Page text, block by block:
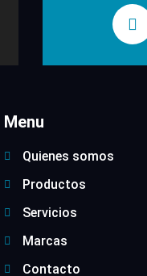
Menu
Quienes somos
Productos
Servicios
Marcas
Contacto